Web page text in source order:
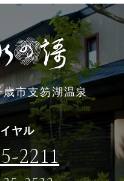
市支笏湖温泉
ヤル
2211